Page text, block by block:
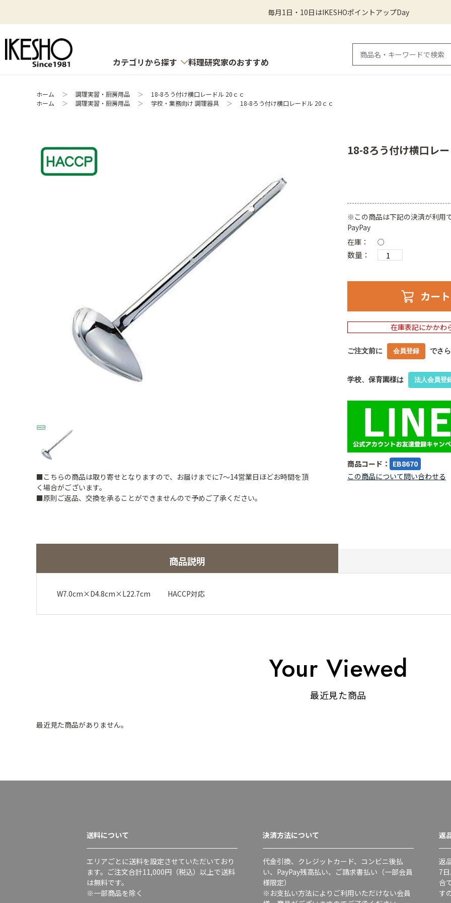
毎月1日・10日はIKESHOポイントアップDay
カテゴリから探す 料理研究家のおすすめ
ホーム ＞ 調理実習・厨房用品 ＞
18-8ろう付け横口レードル 20ｃｃ
ホーム
＞ 調理実習・厨房用品 ＞ 学校・業務向け 調理器具 ＞ 18-8ろう付け横口レードル 20ｃｃ
■こちらの商品は取り寄せとなりますので、お届けまでに7～14営業日ほどお時間を頂
く場合がございます。
■原則ご返品、交換を承ることができませんので予めご了承ください。
18-8ろう付け横口レ
※この商品は下記の決済が利用
PayPay
在庫：
○
数量：
カー
在庫表記にかかわ
ご注文前に 会員登録 でさ
学校、保育園様は 法人会員登
商品コード： EB8670
この商品について問い合わせる
商品説明
W7.0cm×D4.8cm×L22.7cm HACCP対応
Your Viewed
最近見た商品
最近見た商品がありません。
送料について
エリアごとに送料を設定させていただいており
ます。ご注文合計11,000円（税込）以上で送料
は無料です。
※一部商品を除く
決済方法について
代金引換、クレジットカード、コンビニ後払
い、PayPay残高払い、ご請求書払い（一部会員
様限定）
※お支払い方法によりご利用いただけない会員
返
返
7
合
す